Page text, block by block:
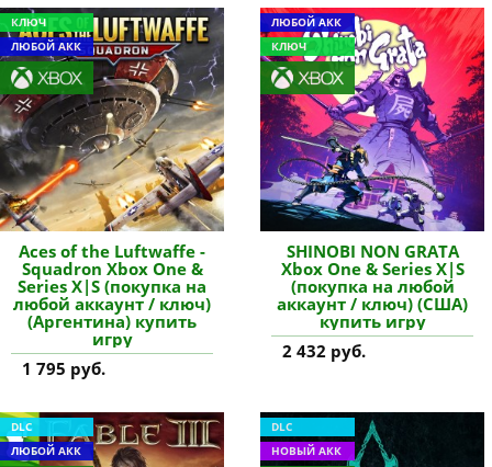
КЛЮЧ
ЛЮБОЙ АКК
Aces of the Luftwaffe -
Squadron Xbox One &
Series X|S (покупка на
любой аккаунт / ключ)
(Аргентина) купить
игру
1 795 руб.
ЛЮБОЙ АКК
КЛЮЧ
SHINOBI NON GRATA
Xbox One & Series X|S
(покупка на любой
аккаунт / ключ) (США)
купить игру
2 432 руб.
DLC
ЛЮБОЙ АКК
DLC
НОВЫЙ АКК